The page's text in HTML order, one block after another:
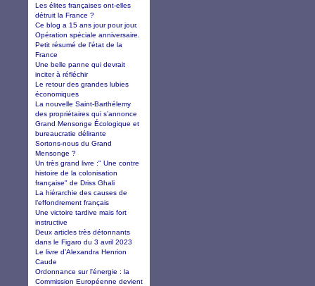
Les élites françaises ont-elles
détruit la France ?
Ce blog a 15 ans jour pour jour.
Opération spéciale anniversaire.
Petit résumé de l'état de la
France
Une belle panne qui devrait
inciter à réfléchir
Le retour des grandes lubies
économiques
La nouvelle Saint-Barthélemy
des propriétaires qui s’annonce
Grand Mensonge Écologique et
bureaucratie délirante
Sortons-nous du Grand
Mensonge ?
Un très grand livre :" Une contre
histoire de la colonisation
française" de Driss Ghali
La hiérarchie des causes de
l’effondrement français
Une victoire tardive mais fort
instructive
Deux articles très détonnants
dans le Figaro du 3 avril 2023
Le livre d’Alexandra Henrion
Caude
Ordonnance sur l'énergie : la
Commission Européenne devient